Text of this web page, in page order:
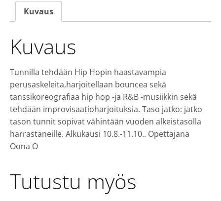
16.00,
Oona
Kuvaus
Kuvaus
Tunnilla tehdään Hip Hopin haastavampia
perusaskeleita,harjoitellaan bouncea sekä
tanssikoreografiaa hip hop -ja R&B -musiikkin sekä
tehdään improvisaatioharjoituksia. Taso jatko: jatko
tason tunnit sopivat vähintään vuoden alkeistasolla
harrastaneille. Alkukausi 10.8.-11.10.. Opettajana
Oona O
Tutustu myös